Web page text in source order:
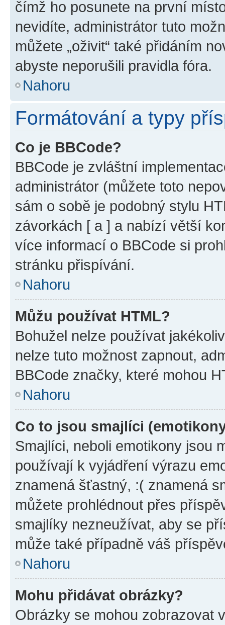
čímž ho posunete na první
nevidíte, administrátor tuto
můžete „oživit“ také přidáním
abyste neporušili pravidla fóra.
Nahoru
Formátování a typy
Co je BBCode?
BBCode je zvláštní
administrátor (můžete toto
sám o sobě je podobný stylu
závorkách [ a ] a nabízí větší
více informací o BBCode si
stránku přispívání.
Nahoru
Můžu používat HTML?
Bohužel nelze používat
nelze tuto možnost zapnout,
BBCode značky, které mohou
Nahoru
Co to jsou smajlíci
Smajlíci, neboli emotikony jsou
používají k vyjádření výrazu
znamená šťastný, :( znamená
můžete prohlédnout přes
smajlíky nezneužívat, aby se
může také případně váš
Nahoru
Mohu přidávat obrázky?
Obrázky se mohou zobrazovat